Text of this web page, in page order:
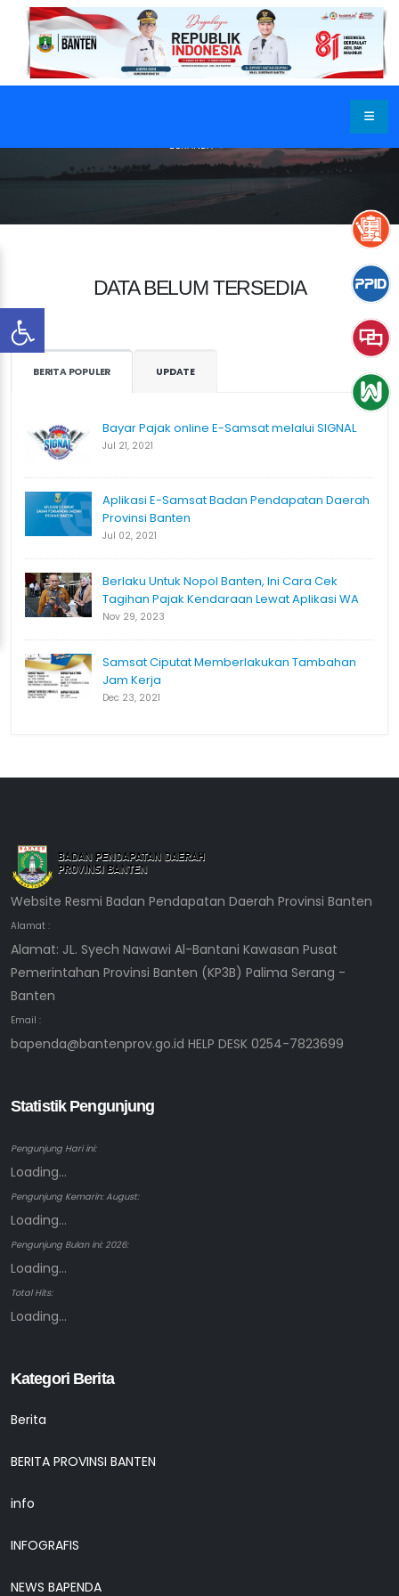
BERANDA
DATA BELUM TERSEDIA
BERITA POPULER UPDATE
Bayar Pajak online E-Samsat melalui SIGNAL
Jul 21, 2021
Aplikasi E-Samsat Badan Pendapatan Daerah
Provinsi Banten
Jul 02, 2021
Berlaku Untuk Nopol Banten, Ini Cara Cek
Tagihan Pajak Kendaraan Lewat Aplikasi WA
Nov 29, 2023
Samsat Ciputat Memberlakukan Tambahan
Jam Kerja
Dec 23, 2021
Website Resmi Badan Pendapatan Daerah Provinsi Banten
Alamat :
Alamat: JL. Syech Nawawi Al-Bantani Kawasan Pusat
Pemerintahan Provinsi Banten (KP3B) Palima Serang -
Banten
Email :
bapenda@bantenprov.go.id HELP DESK 0254-7823699
Statistik Pengunjung
Pengunjung Hari ini:
Loading...
Pengunjung Kemarin: August:
Loading...
Pengunjung Bulan ini: 2026:
Loading...
Total Hits:
Loading...
Kategori Berita
Berita
BERITA PROVINSI BANTEN
info
INFOGRAFIS
NEWS BAPENDA